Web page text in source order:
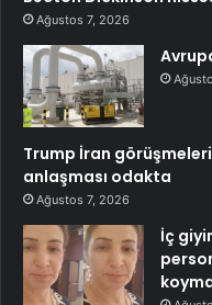
Ağustos 7, 2026
Trump İran
anlaşması odakta
Ağustos 7, 2026
İç